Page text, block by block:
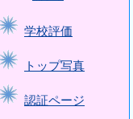
学校評価
トップ写真
認証ページ